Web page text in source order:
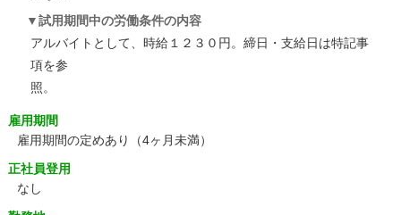
試用期間中の労働条件の内容
アルバイトとして、時給１２３０円。締日・支給日は特記事
項を参
照。
雇用期間
雇用期間の定めあり（4ヶ月未満）
正社員登用
なし